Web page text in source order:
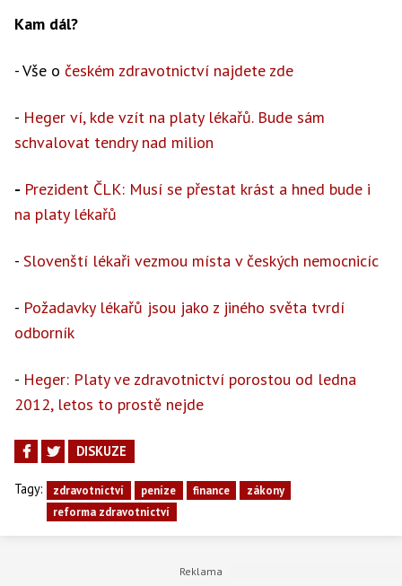
Kam dál?
- Vše o českém zdravotnictví najdete zde
- Heger ví, kde vzít na platy lékařů. Bude sám
schvalovat tendry nad milion
- Prezident ČLK: Musí se přestat krást a hned bude i
na platy lékařů
- Slovenští lékaři vezmou místa v českých nemocnicíc
- Požadavky lékařů jsou jako z jiného světa tvrdí
odborník
- Heger: Platy ve zdravotnictví porostou od ledna
2012, letos to prostě nejde
DISKUZE
Tagy: zdravotnictví peníze finance
zákony
reforma zdravotnictví